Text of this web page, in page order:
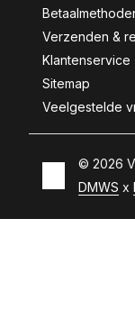
Verzenden &
Klantenservice
Sitemap
Veelgestelde
© 2026
DMWS x